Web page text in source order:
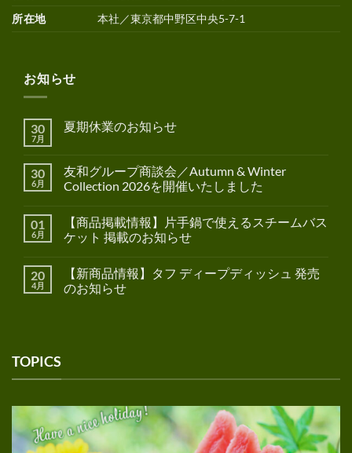
所在地
本社／東京都中野区中央5-7-1
お知らせ
30
7月
夏期休業のお知らせ
30
6月
友和グループ商談会／Autumn & Winter
Collection 2026を開催いたしました
01
6月
【商品掲載情報】片手鍋で使えるスチームバス
ケット 掲載のお知らせ
20
4月
【新商品情報】タフ ディープディッシュ 発売
のお知らせ
TOPICS